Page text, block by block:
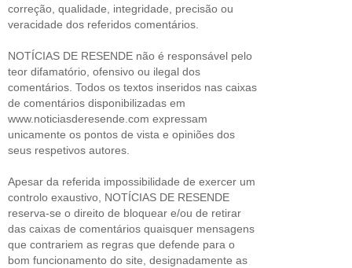
correção, qualidade, integridade, precisão ou
veracidade dos referidos comentários.
NOTÍCIAS DE RESENDE não é responsável pelo
teor difamatório, ofensivo ou ilegal dos
comentários. Todos os textos inseridos nas caixas
de comentários disponibilizadas em
www.noticiasderesende.com expressam
unicamente os pontos de vista e opiniões dos
seus respetivos autores.
Apesar da referida impossibilidade de exercer um
controlo exaustivo, NOTÍCIAS DE RESENDE
reserva-se o direito de bloquear e/ou de retirar
das caixas de comentários quaisquer mensagens
que contrariem as regras que defende para o
bom funcionamento do site, designadamente as